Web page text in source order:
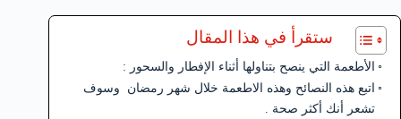
ستقرأ في هذا المقال
الأطعمة التي ينصح بتناولها أثناء الإفطار والسحور :
اتبع هذه النصائح وهذه الاطعمة خلال شهر رمضان وسوف
تشعر أنك أكثر صحة .